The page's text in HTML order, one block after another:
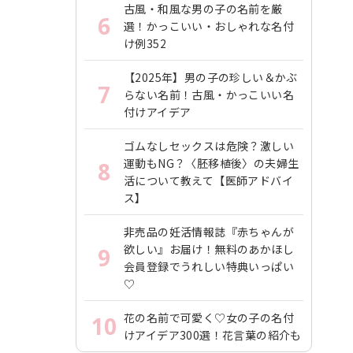
6
古風・和風な男の子の名前を厳
選！かっこいい・おしゃれな名付
け例352
7
【2025年】男の子の珍しい＆かぶ
らない名前！古風・かっこいい名
付けアイデア
8
ゴムなしセックスは危険？激しい
運動もNG？〈胚移植後〉の夫婦生
活について教えて【医師アドバイ
ス】
9
非売品の妊活情報誌『赤ちゃんが
欲しい』お届け！無料のあかほし
会員登録でうれしい特典いっぱい
♡
10 花の名前で可愛く♡女の子の名付
けアイデア300選！花言葉の紹介も